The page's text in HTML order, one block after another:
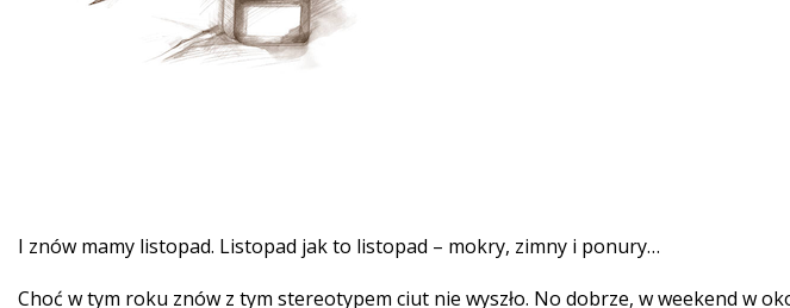
I znów mamy listopad. Listopad jak to listopad – mokry, zimny i ponury…
Choć w tym roku znów z tym stereotypem ciut nie wyszło. No dobrze, w weekend w